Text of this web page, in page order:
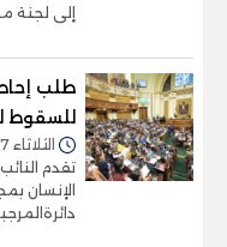
إلى لجنة
طلب
للسقوط
الثلاثاء 27/يونيو/2023 - 05:42 م
تقدم
الإنسان